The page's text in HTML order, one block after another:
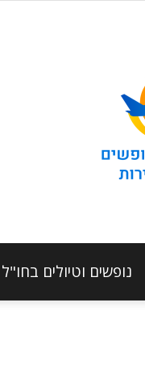
נופשים וטיולים בחו"ל